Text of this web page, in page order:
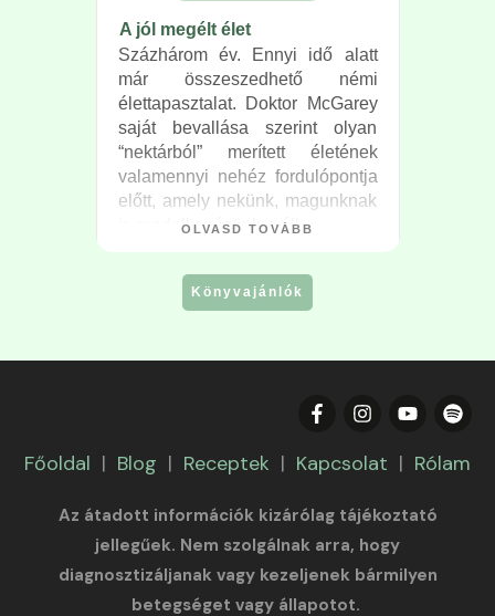
A jól megélt élet
Százhárom év. Ennyi idő alatt
már összeszedhető némi
élettapasztalat. Doktor McGarey
saját bevallása szerint olyan
“nektárból” merített életének
valamennyi nehéz fordulópontja
előtt, amely nekünk, magunknak
is rendelkezésünkre áll.
OLVASD TOVÁBB
Könyvajánlók
Főoldal | Blog | Receptek | Kapcsolat | Rólam
Az átadott információk kizárólag tájékoztató
jellegűek. Nem szolgálnak arra, hogy
diagnosztizáljanak vagy kezeljenek bármilyen
betegséget vagy állapotot.